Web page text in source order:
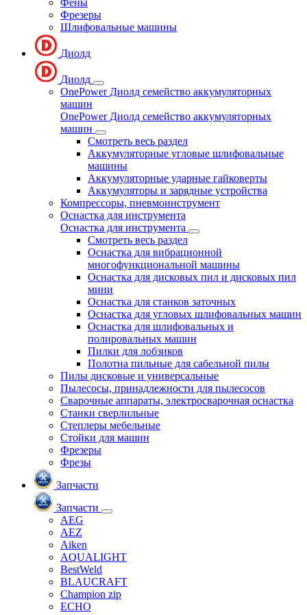
Фены
Фрезеры
Шлифовальные машины
Диолд
Диолд
OnePower Диолд семейство аккумуляторных
машин
OnePower Диолд семейство аккумуляторных
машин
Смотреть весь раздел
Аккумуляторные угловые шлифовальные
машины
Аккумуляторные ударные гайковерты
Аккумуляторы и зарядные устройства
Компрессоры, пневмоинструмент
Оснастка для инструмента
Оснастка для инструмента
Смотреть весь раздел
Оснастка для вибрационной
многофункциональной машины
Оснастка для дисковых пил и дисковых пил
мини
Оснастка для станков заточных
Оснастка для угловых шлифовальных машин
Оснастка для шлифовальных и
полировальных машин
Пилки для лобзиков
Полотна пильные для сабельной пилы
Пилы дисковые и универсальные
Пылесосы, принадлежности для пылесосов
Сварочные аппараты, электросварочная оснастка
Станки сверлильные
Степлеры мебельные
Стойки для машин
Фрезеры
Фрезы
Запчасти
Запчасти
AEG
AEZ
Aiken
AQUALIGHT
BestWeld
BLAUCRAFT
Champion zip
ECHO